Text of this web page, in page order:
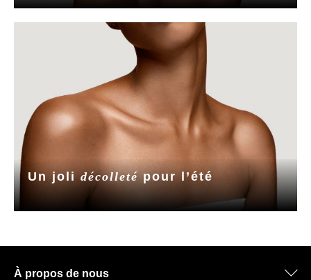
Un jolidécolletépour l’été
À propos de nous